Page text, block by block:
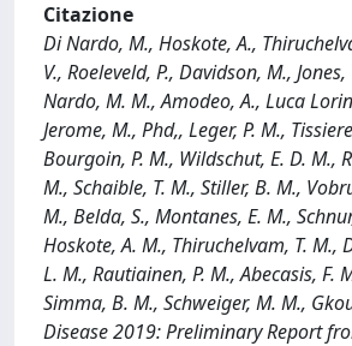
Citazione
Di Nardo, M., Hoskote, A.,
V., Roeleveld, P., Davidson, M.,
Nardo, M. M., Amodeo, A., Luca
Jerome, M., Phd,, Leger, P. M.,
Bourgoin, P. M., Wildschut, E. D. M.,
M., Schaible, T. M., Stiller, B. M.,
M., Belda, S., Montanes, E. M.,
Hoskote, A. M., Thiruchelvam, T. M.,
L. M., Rautiainen, P. M., Abecasis, F.
Simma, B. M., Schweiger, M. M.,
Disease 2019: Preliminary Report